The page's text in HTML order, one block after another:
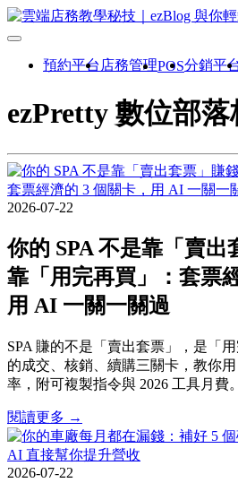
預約平台 店務管理POS分銷平
ezPretty 數位部落
2026-07-22
你的 SPA 不是靠「賣出
靠「用完再買」：套票
用 AI 一關一關過
SPA 賺的不是「賣出套票」，是「
的成交、核銷、續購三關卡，教你
率，附可複製指令與 2026 工具月費。
閱讀更多 →
2026-07-22